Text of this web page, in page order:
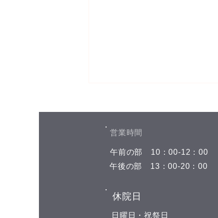
日曜日、11日(火)山の日の祝日以
おります。 夏の疲れを取りにい
らしてくださいね♪(^^) こんにち
らせします 午前の部 11:00 午後
の部 16:00 19:00 GOODLUCKで
は、LINE公式アカウントでお友
​営業時間
​午前の部 ​10：00-12：00
​午後の部 ​13：00-20：00
​休院日
​日曜日・祝祭日